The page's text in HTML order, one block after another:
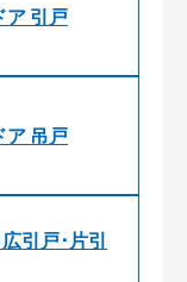
引戸
吊戸
引戸･片引